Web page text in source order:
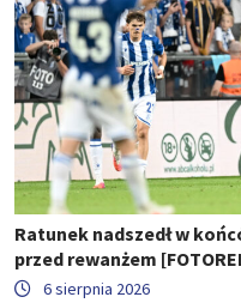
Ratunek nadszedł w
przed rewanżem
6 sierpnia 2026